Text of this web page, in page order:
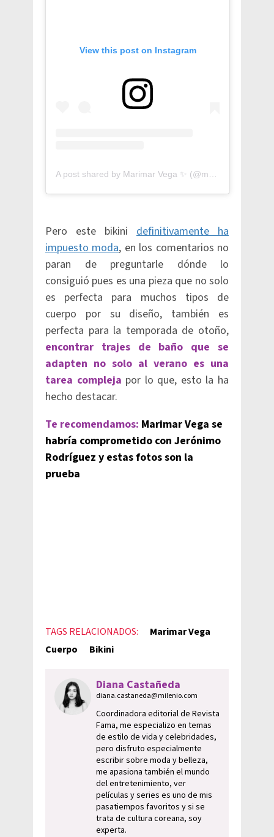
View this post on Instagram
Pero este bikini definitivamente ha
impuesto moda, en los comentarios no
paran de preguntarle dónde lo
consiguió pues es una pieza que no solo
es perfecta para muchos tipos de
cuerpo por su diseño, también es
perfecta para la temporada de otoño,
encontrar trajes de baño que se
adapten no solo al verano es una
tarea compleja por lo que, esto la ha
hecho destacar.
Te recomendamos: Marimar Vega se
habría comprometido con Jerónimo
Rodríguez y estas fotos son la
prueba
TAGS RELACIONADOS:
Marimar Vega
Cuerpo
Bikini
Diana Castañeda
diana.castaneda@milenio.com
Coordinadora editorial de Revista
Fama, me especializo en temas
de estilo de vida y celebridades,
pero disfruto especialmente
escribir sobre moda y belleza,
me apasiona también el mundo
del entretenimiento, ver
películas y series es uno de mis
pasatiempos favoritos y si se
trata de cultura coreana, soy
experta.